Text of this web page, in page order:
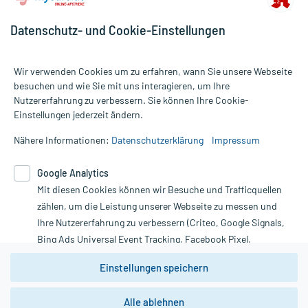
Alle Preise gelten inkl. MwSt., ggf. zzgl. Versandkosten
Informationen auf dieser Website werden ausschließlich für
die Untersuchung und Behandlung durch einen Arzt. Bitte
Therapien eingeleitet werden können. | Diese Webseite benutzt
Google Analytics. Lesen Sie bitte dazu die wichtigen Hinweise in
unserer Datenschutzerklärung. Für den Widerruf einer Bestellung
nutzen Sie das Formular:
Vertrag widerrufen
*Hinweise zu unseren Aktionen und Bewertungen
Datenschutz- und Cookie-Einstellungen
Wir verwenden Cookies um zu erfahren, wann Sie unsere Webseite
besuchen und wie Sie mit uns interagieren, um Ihre
Nutzererfahrung zu verbessern. Sie können Ihre Cookie-
Einstellungen jederzeit ändern.
Nähere Informationen: Datenschutzerklärung Impressum
Google Analytics
Mit diesen Cookies können wir Besuche und Trafficquellen
zählen, um die Leistung unserer Webseite zu messen und
Ihre Nutzererfahrung zu verbessern (Criteo, Google Signals,
Bing Ads Universal Event Tracking, Facebook Pixel,
Youtube-Social Plugin).
Wir weisen darauf hin, dass die
zwingend den Europäischen Anforderungen gem. EU-
Einstellungen speichern
Alle ablehnen